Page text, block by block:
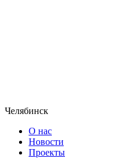
Челябинск
О нас
Новости
Проекты